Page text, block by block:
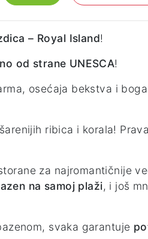
– Royal Island!
od strane UNESCA!
osećaja bekstva i
ribica i korala! Prava
za najromantičnije
na samoj plaži, i još
svaka garantuje